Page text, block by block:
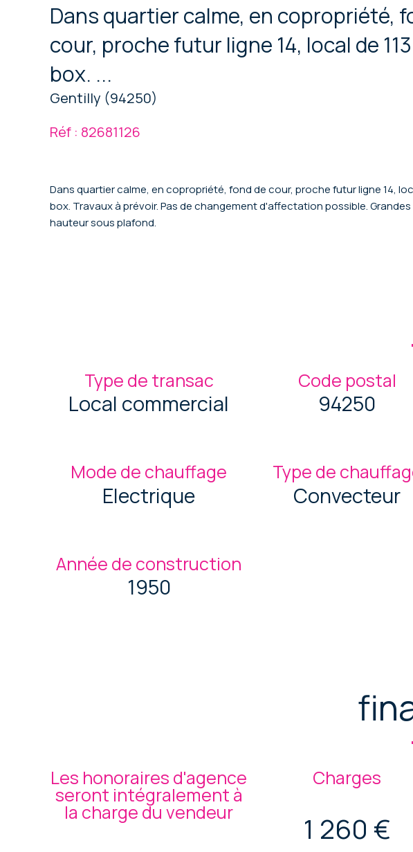
Dans quartier calme, en copropriété,
cour, proche futur ligne 14, local de
box. ...
Gentilly (94250)
Réf : 82681126
Dans quartier calme, en copropriété, fond de cour, proche futur ligne 14,
box. Travaux à prévoir. Pas de changement d'affectation possible.
hauteur sous plafond.
Type de transac
Local commercial
Code postal
94250
Mode de chauffage
Electrique
Type de
Convecteur
Année de construction
1950
Les honoraires d'agence
seront intégralement à
la charge du vendeur
Charges
1 260 €